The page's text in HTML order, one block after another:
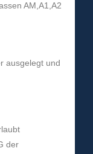
AM,A1,A2
ausgelegt und
der